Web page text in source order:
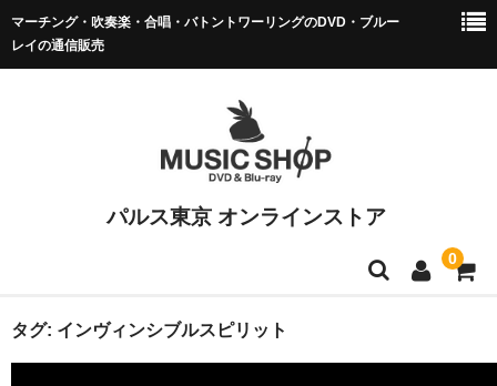
マーチング・吹奏楽・合唱・バトントワーリングのDVD・ブルー
レイの通信販売
パルス東京 オンラインストア
0
マーチング DVD/BD
タグ: インヴィンシブルスピリット